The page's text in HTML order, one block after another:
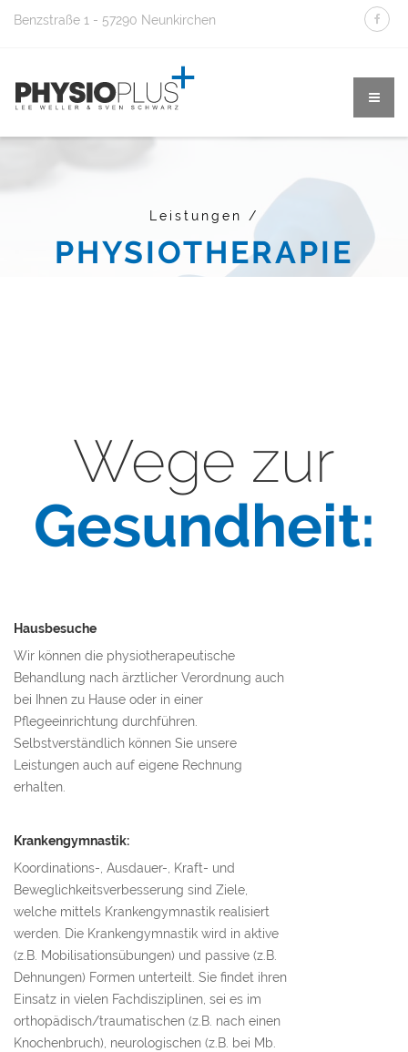
Benzstraße 1 - 57290 Neunkirchen
Leistungen /
PHYSIOTHERAPIE
Wege zur
Gesundheit:
Hausbesuche
Wir können die physiotherapeutische
Behandlung nach ärztlicher Verordnung auch
bei Ihnen zu Hause oder in einer
Pflegeeinrichtung durchführen.
Selbstverständlich können Sie unsere
Leistungen auch auf eigene Rechnung
erhalten.
Krankengymnastik:
Koordinations-, Ausdauer-, Kraft- und
Beweglichkeitsverbesserung sind Ziele,
welche mittels Krankengymnastik realisiert
werden. Die Krankengymnastik wird in aktive
(z.B. Mobilisationsübungen) und passive (z.B.
Dehnungen) Formen unterteilt. Sie findet ihren
Einsatz in vielen Fachdisziplinen, sei es im
orthopädisch/traumatischen (z.B. nach einen
Knochenbruch), neurologischen (z.B. bei Mb.